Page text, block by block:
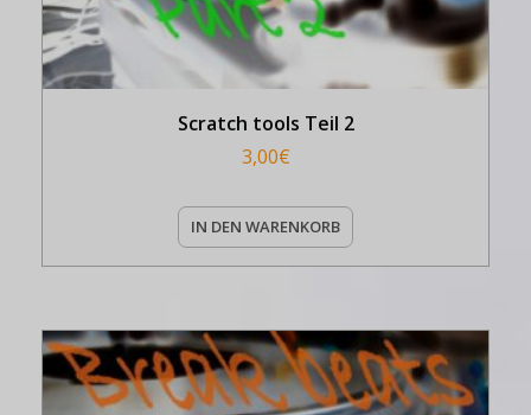
Scratch tools Teil 2
3,00€
IN DEN WARENKORB